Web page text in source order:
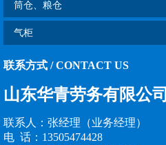
筒仓、粮仓
气柜
联系方式 / CONTACT US
山东华青劳务有限公司
联系人：张经理（业务经理）
电 话：13505474428